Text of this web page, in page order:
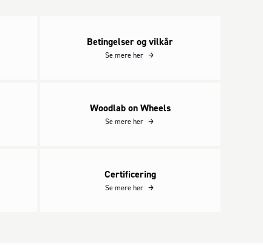
Betingelser og vilkår
Se mere her
Woodlab on Wheels
Se mere her
Certificering
Se mere her